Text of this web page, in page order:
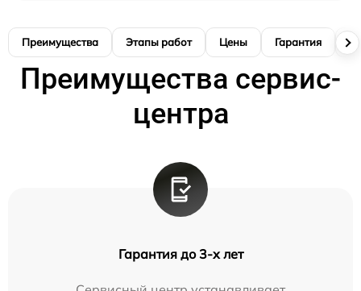
Преимущества Этапы работ Цены Гарантия
Преимущества сервис-
центра
Гарантия до 3-х лет